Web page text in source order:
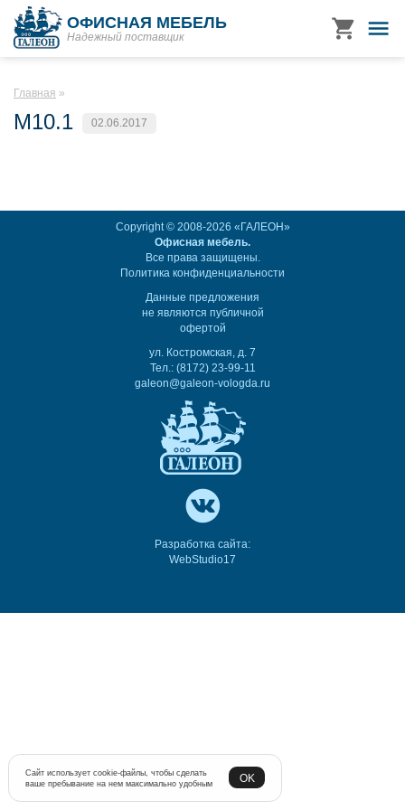
ОФИСНАЯ МЕБЕЛЬ
Надежный поставщик
Главная
M10.1 02.06.2017
Copyright © 2008-2026 «ГАЛЕОН»
Офисная мебель.
Все права защищены.
Политика конфиденциальности
Данные предложения
не являются публичной
офертой
ул. Костромская, д. 7
Тел.: (8172) 23-99-11
galeon@galeon-vologda.ru
Разработка сайта:
WebStudio17
Сайт использует cookie-файлы, чтобы сделать
ваше пребывание на нем максимально удобным
OK